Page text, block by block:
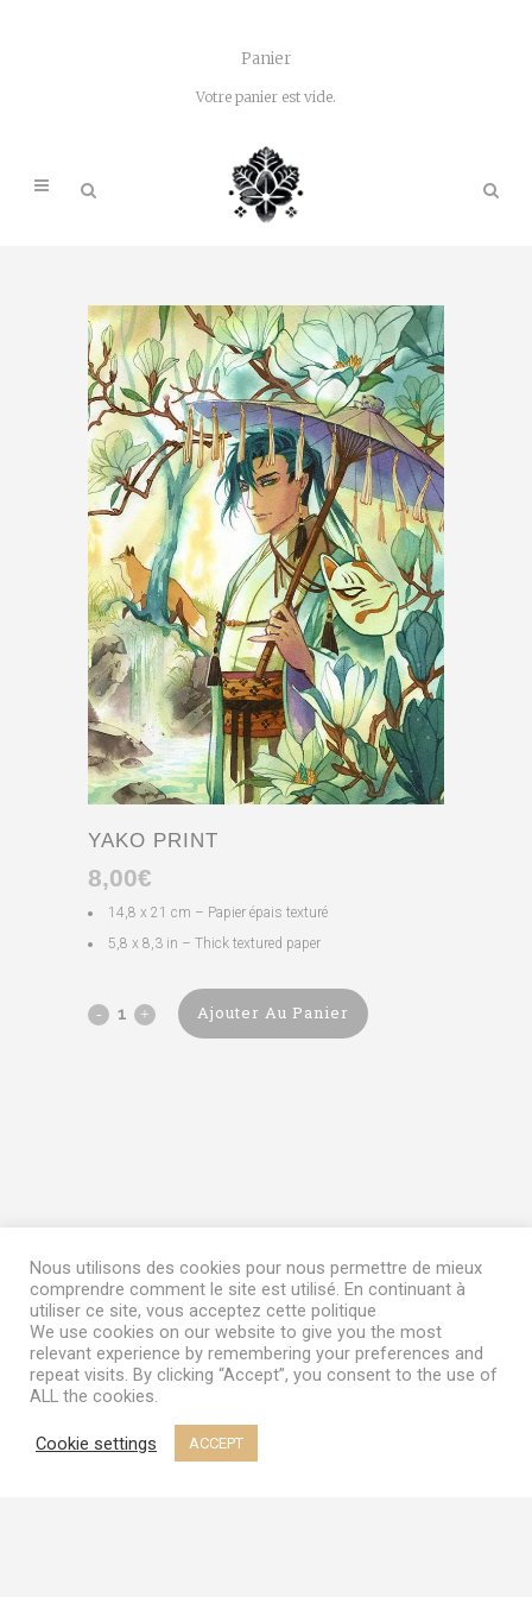
Panier
Votre panier est vide.
YAKO PRINT
8,00€
14,8 x 21 cm – Papier épais texturé
5,8 x 8,3 in – Thick textured paper
Yako Ajouter Au Panier
Nous utilisons des cookies pour nous permettre de mieux
comprendre comment le site est utilisé. En continuant à
utiliser ce site, vous acceptez cette politique
We use cookies on our website to give you the most
relevant experience by remembering your preferences and
repeat visits. By clicking “Accept”, you consent to the use of
ALL the cookies.
Cookie settings ACCEPT